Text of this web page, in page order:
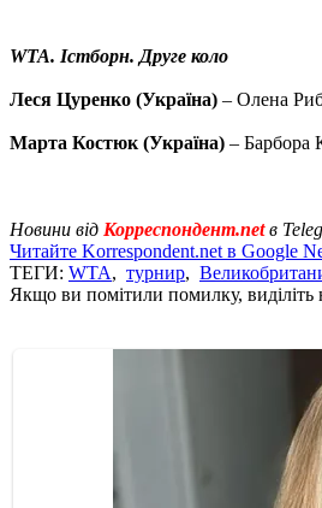
WTA. Істборн. Друге коло
Леся Цуренко (Україна) – Олена
Марта Костюк (Україна) – Барбора
Новини від Корреспондент.netв
Читайте Korrespondent.net в Google
ТЕГИ: WTA, турнир,
Якщо ви помітили помилку, виділіть